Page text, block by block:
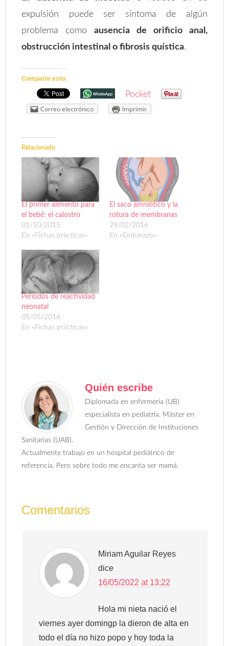
expulsión puede ser síntoma de algún
problema comoausencia de orificio anal,
obstrucción intestinal o fibrosis quística.
Comparte esto:
Pocket
Correo electrónico Imprimir
Relacionado
El primer alimento para
el bebé: el calostro
01/10/2015
En «Fichas prácticas»
El saco amniótico y la
rotura de membranas
29/02/2016
En «Embarazo»
Periodos de reactividad
neonatal
05/05/2016
En «Fichas prácticas»
Quién escribe
Diplomada en enfermería (UB)
especialista en pediatría. Máster en
Gestión y Dirección de Instituciones
Sanitarias (UAB).
Actualmente trabajo en un hospital pediátrico de
referencia. Pero sobre todo me encanta ser mamá.
Comentarios
Miriam Aguilar Reyes
dice
16/05/2022 at 13:22
Hola mi nieta nació el
viernes ayer domingp la dieron de alta en
todo el día no hizo popo y hoy toda la